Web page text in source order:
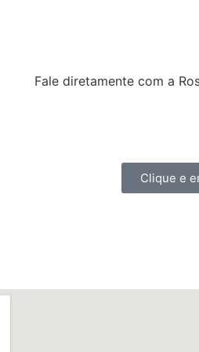
Fale diretamente com a
Clique e